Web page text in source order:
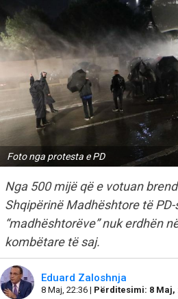
Foto nga protesta e PD
Nga 500 mijë që e votuan
Shqipërinë Madhështore të PD-
“madhështorëve” nuk erdhën
kombëtare të saj.
Eduard Zaloshnja
8 Maj, 22:36 | Përditesimi: 8 Maj,